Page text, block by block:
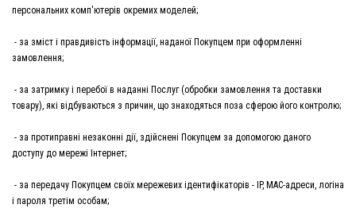
персональних комп'ютерів окремих моделей;
- за зміст і правдивість інформації, наданої Покупцем при оформленні
замовлення;
- за затримку і перебої в наданні Послуг (обробки замовлення та доставки
товару), які відбуваються з причин, що знаходяться поза сферою його контролю;
- за протиправні незаконні дії, здійснені Покупцем за допомогою даного
доступу до мережі Інтернет;
- за передачу Покупцем своїх мережевих ідентифікаторів - IP, MAC-адреси, логіна
і пароля третім особам;